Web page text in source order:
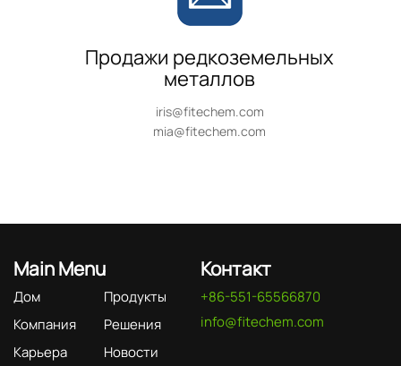
Продажи редкоземельных
металлов
iris@fitechem.com
mia@fitechem.com
Main Menu
Дом
Продукты
Компания
Решения
Карьера
Новости
Контакт
+86-551-65566870
info@fitechem.com